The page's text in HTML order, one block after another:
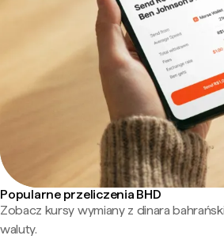
Popularne przeliczenia BHD
Zobacz kursy wymiany z dinara
waluty.